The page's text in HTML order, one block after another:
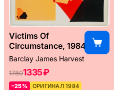
Victims Of
Circumstance, 1984
Barclay James Harvest
17801335 ₽
–25%
ОРИГИНАЛ 1984